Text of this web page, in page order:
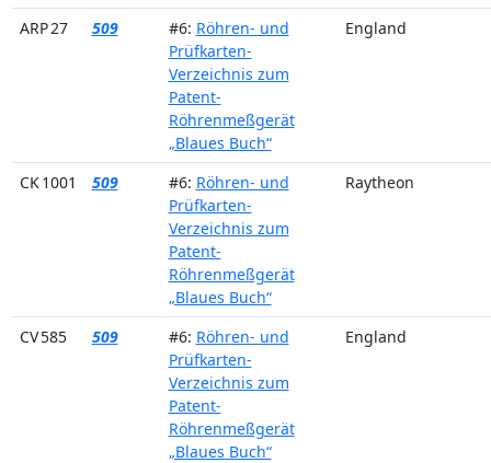
ARP 27 509 #6: Röhren- und
Prüfkarten-
Verzeichnis zum
Patent-
Röhrenmeßgerät
„Blaues Buch“
England
CK 1001 509 #6: Röhren- und
Prüfkarten-
Verzeichnis zum
Patent-
Röhrenmeßgerät
„Blaues Buch“
Raytheon
CV 585 509 #6: Röhren- und
Prüfkarten-
Verzeichnis zum
Patent-
Röhrenmeßgerät
„Blaues Buch“
England